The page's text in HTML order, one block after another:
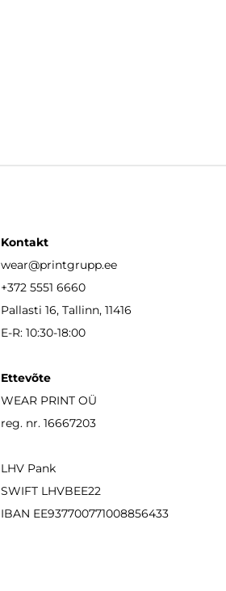
Kontakt
wear@printgrupp.ee
+372 5551 6660
Pallasti 16, Tallinn, 11416
E-R: 10:30-18:00
Ettevõte
WEAR PRINT OÜ
reg. nr. 16667203
LHV Pank
SWIFT LHVBEE22
IBAN EE937700771008856433